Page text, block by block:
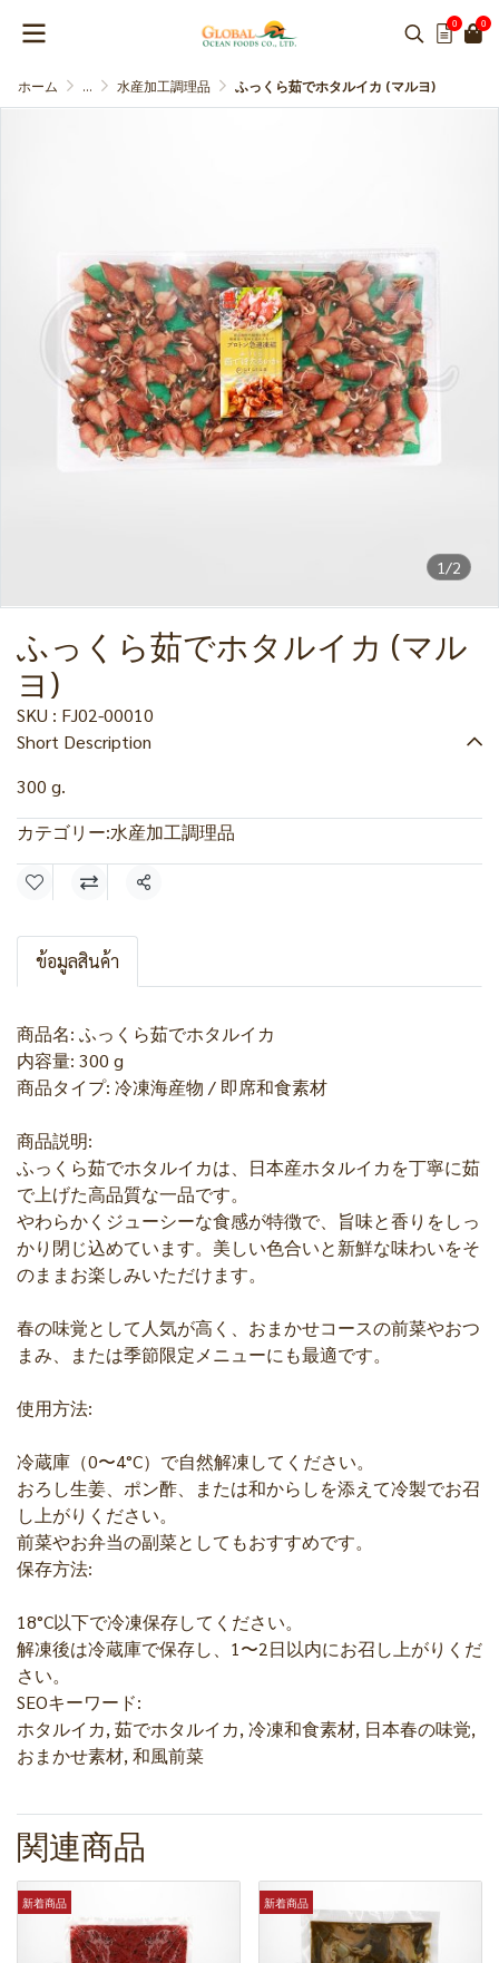
0 0
ホーム ... 水産加工調理品 ふっくら茹でホタルイカ (マルヨ)
1/2
ふっくら茹でホタルイカ (マル
ヨ)
SKU : FJ02-00010
Short Description
300 g.
カテゴリー:水産加工調理品
共有
ข้อมูลสินค้า
商品名: ふっくら茹でホタルイカ
内容量: 300 g
商品タイプ: 冷凍海産物 / 即席和食素材
商品説明:
ふっくら茹でホタルイカは、日本産ホタルイカを丁寧に茹
で上げた高品質な一品です。
やわらかくジューシーな食感が特徴で、旨味と香りをしっ
かり閉じ込めています。美しい色合いと新鮮な味わいをそ
のままお楽しみいただけます。
春の味覚として人気が高く、おまかせコースの前菜やおつ
まみ、または季節限定メニューにも最適です。
使用方法:
冷蔵庫（0〜4°C）で自然解凍してください。
おろし生姜、ポン酢、または和からしを添えて冷製でお召
し上がりください。
前菜やお弁当の副菜としてもおすすめです。
保存方法:
18°C以下で冷凍保存してください。
解凍後は冷蔵庫で保存し、1〜2日以内にお召し上がりくだ
さい。
SEOキーワード:
ホタルイカ, 茹でホタルイカ, 冷凍和食素材, 日本春の味覚,
おまかせ素材, 和風前菜
関連商品
新着商品 新着商品